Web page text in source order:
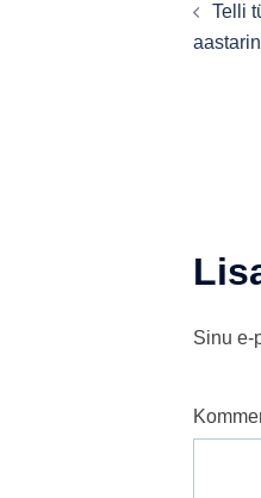
Telli
Sinu e-